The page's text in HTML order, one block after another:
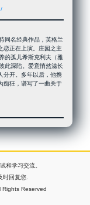
恋正在上演。庄园之主
的孤儿希斯克利夫（雅
此深陷。爱意悄然滋长
分开。多年以后，他携
痴狂，谱写了一曲关于
和学习交流。
时回复您.
Rights Reserved